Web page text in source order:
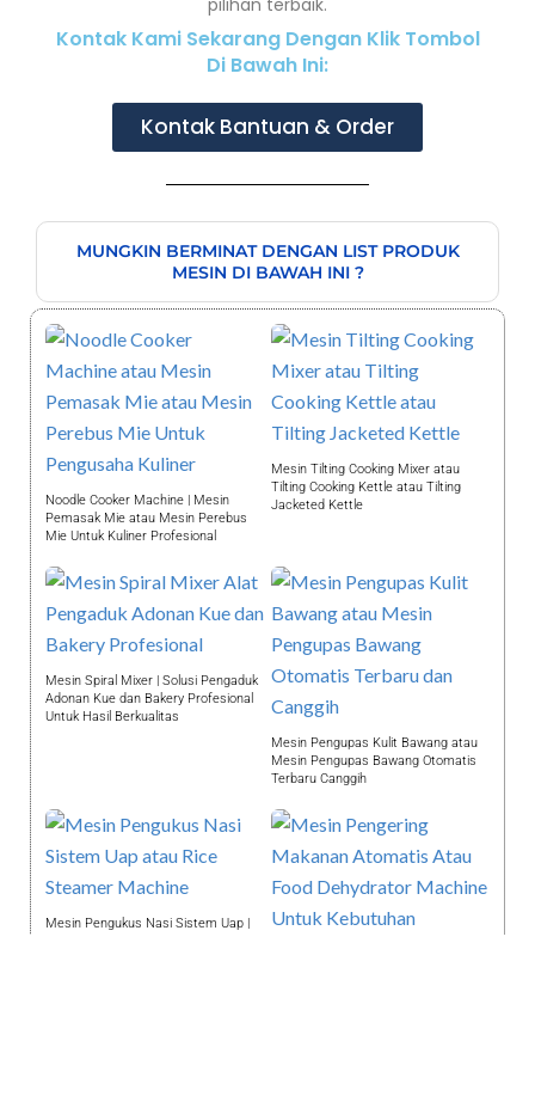
Kontak Kami Sekarang Dengan Klik Tombol
Di Bawah Ini:
Kontak Bantuan & Order
MUNGKIN BERMINAT DENGAN LIST PRODUK
MESIN DI BAWAH INI ?
Noodle Cooker Machine | Mesin
Pemasak Mie atau Mesin Perebus
Mie Untuk Kuliner Profesional
Mesin Tilting Cooking Mixer atau
Tilting Cooking Kettle atau Tilting
Jacketed Kettle
Mesin Spiral Mixer | Solusi Pengaduk
Adonan Kue dan Bakery Profesional
Untuk Hasil Berkualitas
Mesin Pengupas Kulit Bawang atau
Mesin Pengupas Bawang Otomatis
Terbaru Canggih
Mesin Pengukus Nasi Sistem Uap |